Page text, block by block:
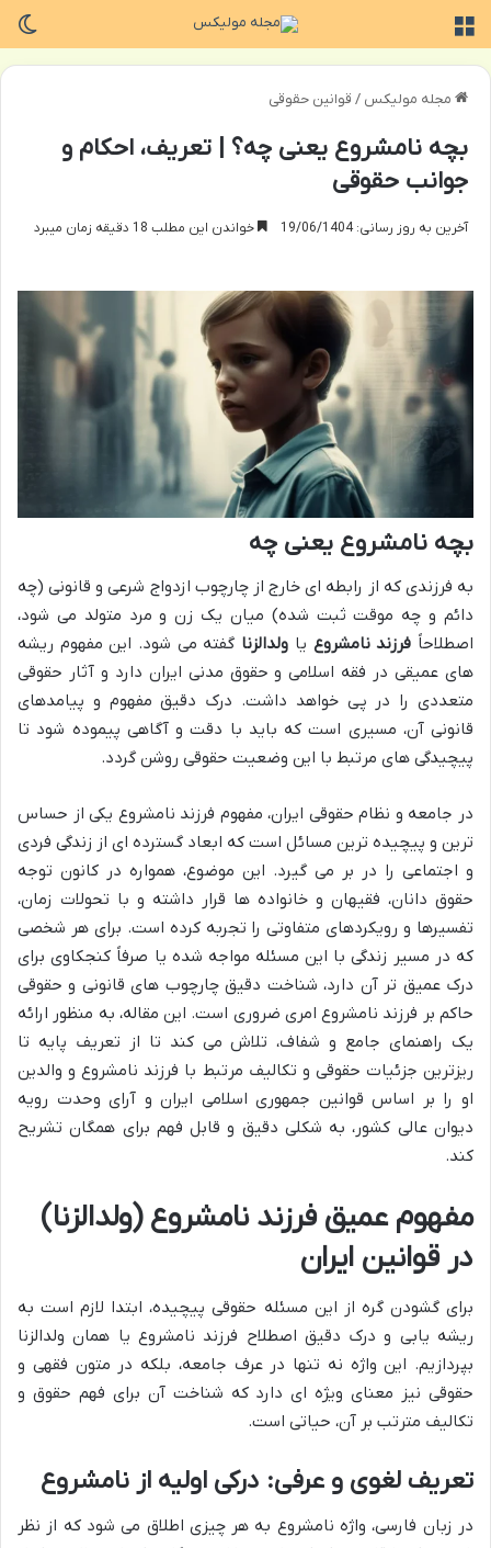
مجله مولیکس / قوانین حقوقی
بچه نامشروع یعنی چه؟ | تعریف، احکام و
جوانب حقوقی
آخرین به روز رسانی: 19/06/1404 خواندن این مطلب 18 دقیقه زمان میبرد
بچه نامشروع یعنی چه
به فرزندی که از رابطه ای خارج از چارچوب ازدواج شرعی و قانونی (چه
دائم و چه موقت ثبت شده) میان یک زن و مرد متولد می شود،
اصطلاحاً فرزند نامشروع یا ولدالزنا گفته می شود. این مفهوم ریشه
های عمیقی در فقه اسلامی و حقوق مدنی ایران دارد و آثار حقوقی
متعددی را در پی خواهد داشت. درک دقیق مفهوم و پیامدهای
قانونی آن، مسیری است که باید با دقت و آگاهی پیموده شود تا
پیچیدگی های مرتبط با این وضعیت حقوقی روشن گردد.
در جامعه و نظام حقوقی ایران، مفهوم فرزند نامشروع یکی از حساس
ترین و پیچیده ترین مسائل است که ابعاد گسترده ای از زندگی فردی
و اجتماعی را در بر می گیرد. این موضوع، همواره در کانون توجه
حقوق دانان، فقیهان و خانواده ها قرار داشته و با تحولات زمان،
تفسیرها و رویکردهای متفاوتی را تجربه کرده است. برای هر شخصی
که در مسیر زندگی با این مسئله مواجه شده یا صرفاً کنجکاوی برای
درک عمیق تر آن دارد، شناخت دقیق چارچوب های قانونی و حقوقی
حاکم بر فرزند نامشروع امری ضروری است. این مقاله، به منظور ارائه
یک راهنمای جامع و شفاف، تلاش می کند تا از تعریف پایه تا
ریزترین جزئیات حقوقی و تکالیف مرتبط با فرزند نامشروع و والدین
او را بر اساس قوانین جمهوری اسلامی ایران و آرای وحدت رویه
دیوان عالی کشور، به شکلی دقیق و قابل فهم برای همگان تشریح
کند.
مفهوم عمیق فرزند نامشروع (ولدالزنا)
در قوانین ایران
برای گشودن گره از این مسئله حقوقی پیچیده، ابتدا لازم است به
ریشه یابی و درک دقیق اصطلاح فرزند نامشروع یا همان ولدالزنا
بپردازیم. این واژه نه تنها در عرف جامعه، بلکه در متون فقهی و
حقوقی نیز معنای ویژه ای دارد که شناخت آن برای فهم حقوق و
تکالیف مترتب بر آن، حیاتی است.
تعریف لغوی و عرفی: درکی اولیه از نامشروع
در زبان فارسی، واژه نامشروع به هر چیزی اطلاق می شود که از نظر